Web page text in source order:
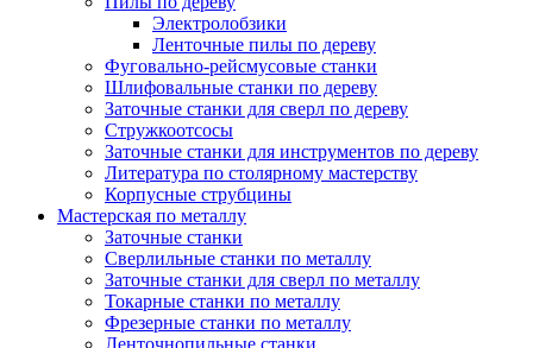
Электролобзики
Ленточные пилы по дереву
Фуговально-рейсмусовые станки
Шлифовальные станки по дереву
Заточные станки для сверл по дереву
Стружкоотсосы
Заточные станки для инструментов по дереву
Литература по столярному мастерству
Корпусные струбцины
Мастерская по металлу
Заточные станки
Сверлильные станки по металлу
Заточные станки для сверл по металлу
Токарные станки по металлу
Фрезерные станки по металлу
Ленточнопильные станки